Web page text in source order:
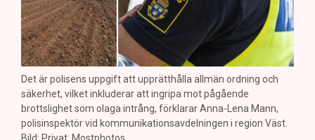
Det är polisens uppgift att upprätthålla allmän ordning och
säkerhet, vilket inkluderar att ingripa mot pågående
brottslighet som olaga intrång, förklarar Anna-Lena Mann,
polisinspektör vid kommunikationsavdelningen i region Väst.